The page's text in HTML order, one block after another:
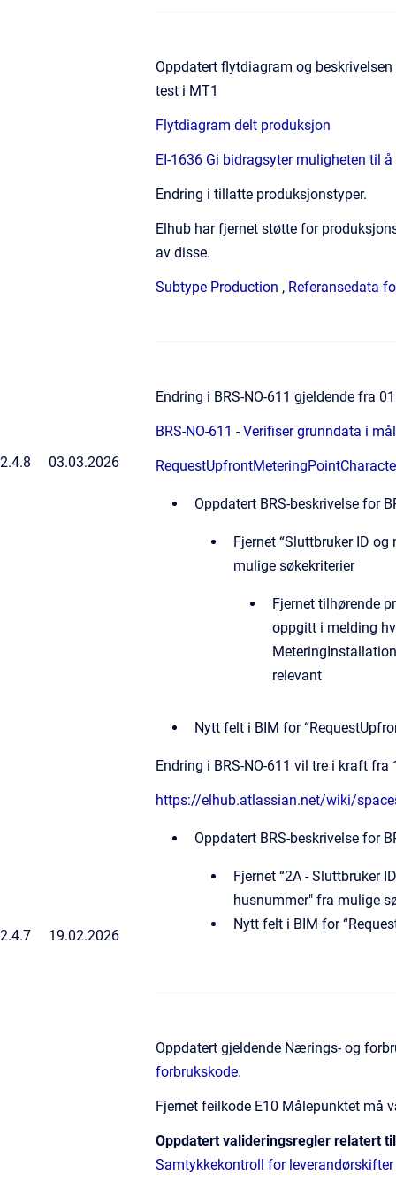
Oppdatert flytdiagram og
test i MT1
Flytdiagram delt produksjon
EI-1636 Gi bidragsyter muligheten til
2.4.8 03.03.2026
Endring i tillatte produksjonstyper.
Elhub har fjernet støtte for
av disse.
Subtype Production , Referansedata
Endring i BRS-NO-611 gjeldende fra
BRS-NO-611 - Verifiser grunndata i
Oppdatert BRS-beskrivelse for
Fjernet “Sluttbruker ID
mulige søkekriterier
Fjernet tilhørende
oppgitt i melding
relevant
Nytt felt i BIM for
2.4.7 19.02.2026
Endring i BRS-NO-611 vil tre i kraft fra
https://elhub.atlassian.net/wiki/
Oppdatert BRS-beskrivelse for
Fjernet “2A - Sluttbruker
husnummer" fra mulige
Nytt felt i BIM for
Oppdatert gjeldende Nærings- og
forbrukskode.
Fjernet feilkode E10 Målepunktet må
Oppdatert valideringsregler relatert
Samtykkekontroll for